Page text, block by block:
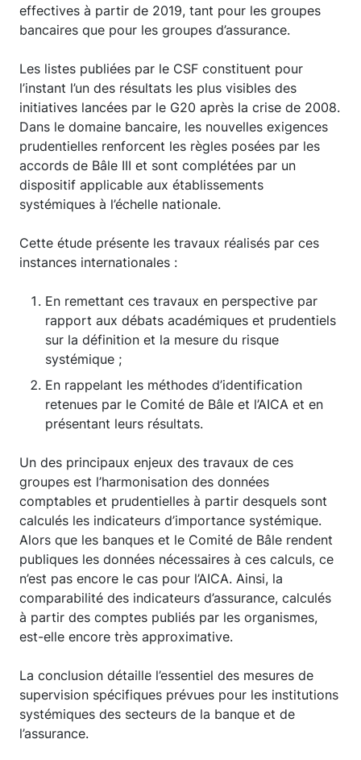
effectives à partir de 2019, tant pour les groupes
bancaires que pour les groupes d’assurance.
Les listes publiées par le CSF constituent pour
l’instant l’un des résultats les plus visibles des
initiatives lancées par le G20 après la crise de 2008.
Dans le domaine bancaire, les nouvelles exigences
prudentielles renforcent les règles posées par les
accords de Bâle III et sont complétées par un
dispositif applicable aux établissements
systémiques à l’échelle nationale.
Cette étude présente les travaux réalisés par ces
instances internationales :
En remettant ces travaux en perspective par
rapport aux débats académiques et prudentiels
sur la définition et la mesure du risque
systémique ;
En rappelant les méthodes d’identification
retenues par le Comité de Bâle et l’AICA et en
présentant leurs résultats.
Un des principaux enjeux des travaux de ces
groupes est l’harmonisation des données
comptables et prudentielles à partir desquels sont
calculés les indicateurs d’importance systémique.
Alors que les banques et le Comité de Bâle rendent
publiques les données nécessaires à ces calculs, ce
n’est pas encore le cas pour l’AICA. Ainsi, la
comparabilité des indicateurs d’assurance, calculés
à partir des comptes publiés par les organismes,
est-elle encore très approximative.
La conclusion détaille l’essentiel des mesures de
supervision spécifiques prévues pour les institutions
systémiques des secteurs de la banque et de
l’assurance.